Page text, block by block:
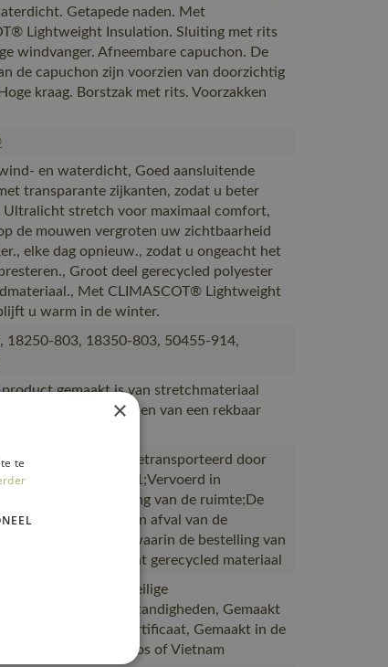
Getapede naden. Met
Lightweight Insulation. Sluiting met rits
windvanger. Afneembare capuchon. De
de capuchon zijn voorzien van doorzichtig
kraag. Borstzak met rits. Voorzakken
en waterdicht, Goed aansluitende
transparante zijkanten, zodat u beter
Ultralicht stretch voor maximaal comfort,
de mouwen vergroten uw zichtbaarheid
elke dag opnieuw., zodat u ongeacht het
Groot deel gerecycled polyester
Met CLIMASCOT® Lightweight
u warm in de winter.
18250-803, 18350-803, 50455-914,
gemaakt is van stretchmateriaal
gemaakt te worden van een rekbaar
naar magazijnen getransporteerd door
met ISO 14001;Vervoerd in
met maximale benutting van de ruimte;De
is gemaakt van afval van de
verpakking waarin de bestelling van
gemaakt van of bevat gerecycled materiaal
is van goede en veilige
en werkomstandigheden, Gemaakt
met een SA8000-certificaat, Gemaakt in de
van MASCOT in Laos of Vietnam
×
te